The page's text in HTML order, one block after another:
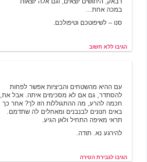
במכה אחת…
סנו – לשיפוטכם וטיפולכם.
הגיבו ללא חשוב
עם ההיא מהשטחים והביציות אפשר לפחות
להסתדר, גם אם לא מסכימים איתה. אבל את,
חכמה להרע, מה ההתגוללות הזו לך? אחר כך
באים חנונים לבנבנים ומאחלים לה שתדמם.
תראי מאיפה התחיל ולאן הגיע.
להירגע נא. תודה.
הגיבו לגבירת הטירה